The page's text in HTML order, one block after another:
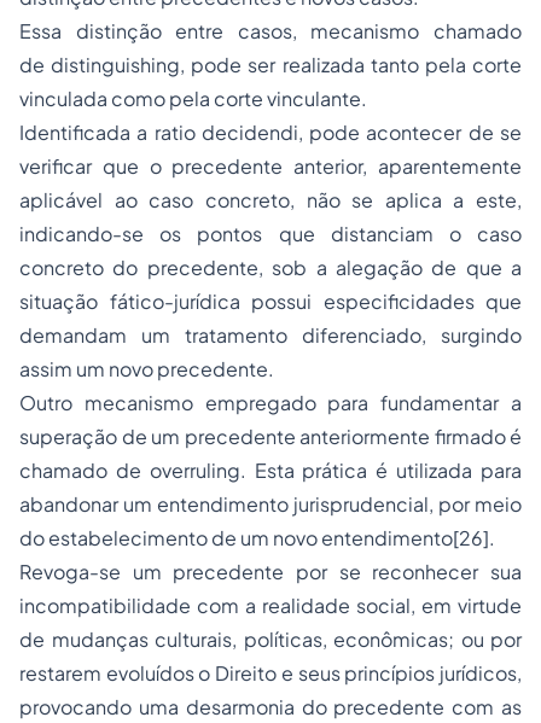
Essa distinção entre casos, mecanismo chamado
de distinguishing, pode ser realizada tanto pela corte
vinculada como pela corte vinculante.
Identificada a ratio decidendi, pode acontecer de se
verificar que o precedente anterior, aparentemente
aplicável ao caso concreto, não se aplica a este,
indicando-se os pontos que distanciam o caso
concreto do precedente, sob a alegação de que a
situação fático-jurídica possui especificidades que
demandam um tratamento diferenciado, surgindo
assim um novo precedente.
Outro mecanismo empregadopara fundamentar a
superação de um precedente anteriormente firmado é
chamado de overruling. Esta prática é utilizada para
abandonar um entendimento jurisprudencial, por meio
do estabelecimento de um novo entendimento[26].
Revoga-se um precedente por se reconhecer sua
incompatibilidade com a realidade social, em virtude
de mudanças culturais, políticas, econômicas; ou por
restarem evoluídos o Direito e seus princípios jurídicos,
provocando uma desarmonia do precedente com as